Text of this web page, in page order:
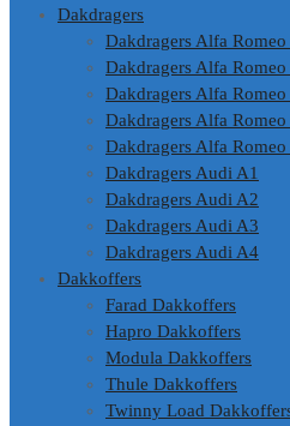
Dakdragers
Dakdragers Alfa Romeo
Dakdragers Alfa Romeo
Dakdragers Alfa Romeo
Dakdragers Alfa
Dakdragers Alfa
Dakdragers Audi A1
Dakdragers Audi A2
Dakdragers Audi A3
Dakdragers Audi A4
Dakkoffers
Farad Dakkoffers
Hapro Dakkoffers
Modula Dakkoffers
Thule Dakkoffers
Twinny Load